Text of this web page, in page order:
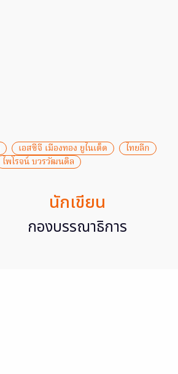
เอสซีจี เมืองทอง ยูไนเต็ด
ไทยลีก
ไพโรจน์ บวรวัฒนดิล
นักเขียน
กองบรรณาธิการ